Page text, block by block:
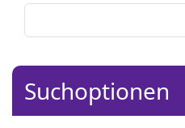
Suchoptionen